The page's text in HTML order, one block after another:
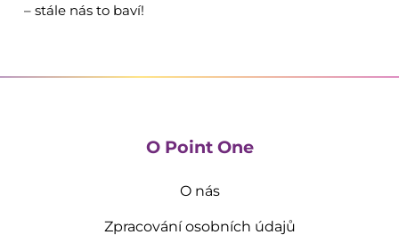
– stále nás to baví!
O Point One
O nás
Zpracování osobních údajů